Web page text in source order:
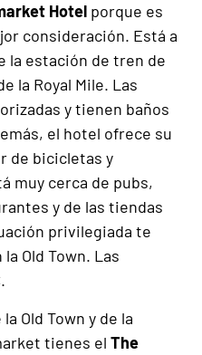
Hotel porque es
consideración. Está a
la estación de tren de
la Royal Mile. Las
y tienen baños
el hotel ofrece su
de bicicletas y
muy cerca de pubs,
y de las tiendas
privilegiada te
Old Town. Las
Old Town y de la
tienes el The